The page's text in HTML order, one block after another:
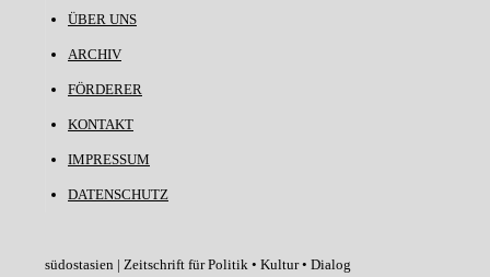
ÜBER UNS
ARCHIV
FÖRDERER
KONTAKT
IMPRESSUM
DATENSCHUTZ
südostasien | Zeitschrift für Politik • Kultur • Dialog